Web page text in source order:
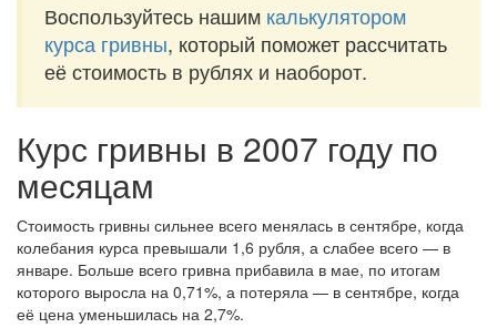
Воспользуйтесь нашим калькулятором
курса гривны, который поможет рассчитать
её стоимость в рублях и наоборот.
Курс гривны в 2007 году по
месяцам
Стоимость гривны сильнее всего менялась в сентябре, когда
колебания курса превышали 1,6 рубля, а слабее всего — в
январе. Больше всего гривна прибавила в мае, по итогам
которого выросла на 0,71%, а потеряла — в сентябре, когда
её цена уменьшилась на 2,7%.